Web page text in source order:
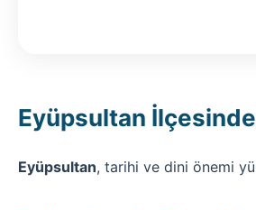
Eyüpsultan İlçesinde
Eyüpsultan, tarihi ve dini önemi